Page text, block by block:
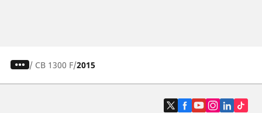
/ CB 1300 F 2015